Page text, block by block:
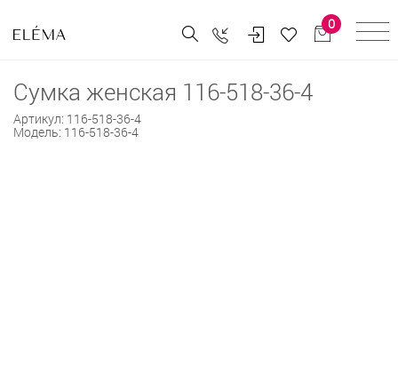
0
Сумка женская 116-518-36-4
Артикул: 116-518-36-4
Модель: 116-518-36-4